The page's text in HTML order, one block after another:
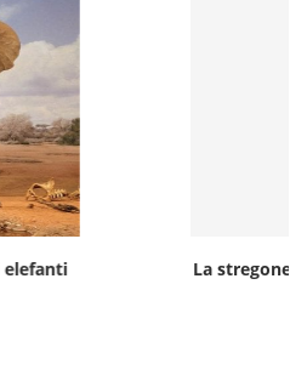
in Ghana è ancora una ferita...